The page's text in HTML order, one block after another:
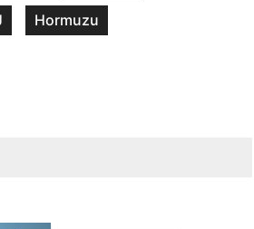
Hormuzu